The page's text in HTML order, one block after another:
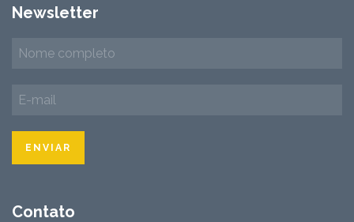
Newsletter
Contato